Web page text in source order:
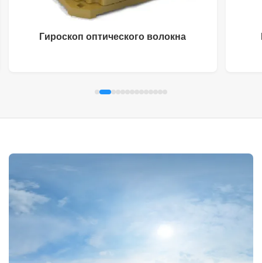
Гироскоп оптического волокна